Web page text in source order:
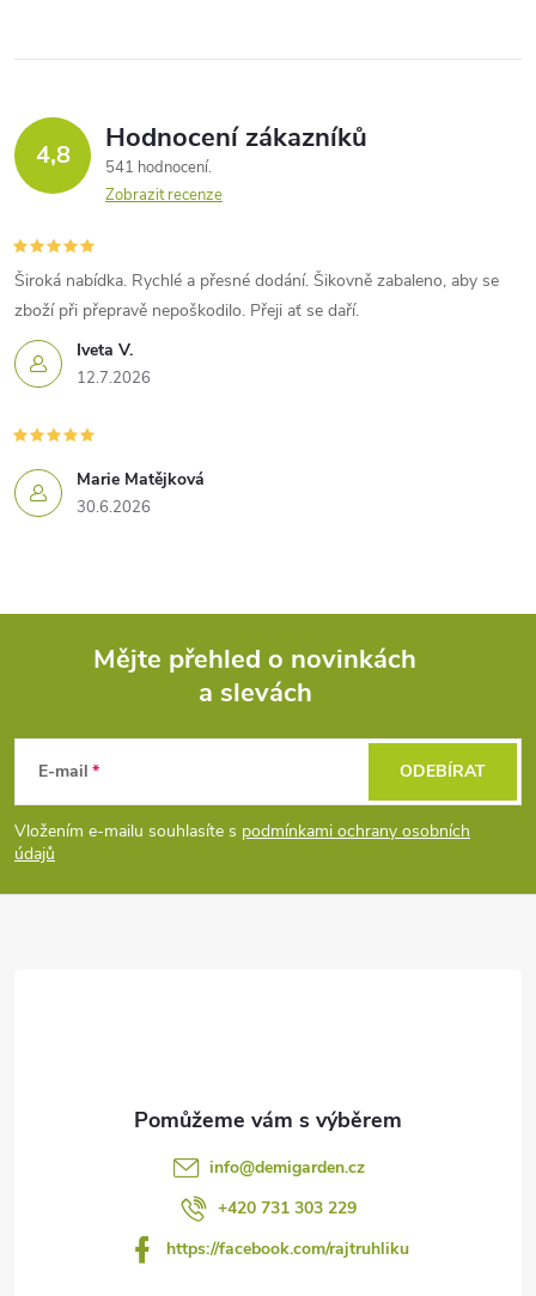
4,8 Hodnocení zákazníků
541 hodnocení
Zobrazit recenze
Iveta V.
12.7.2026
Široká nabídka. Rychlé a přesné dodání. Šikovně zabaleno, aby se
zboží při přepravě nepoškodilo. Přeji ať se daří.
Marie Matějková
30.6.2026
p
a
Mějte přehled o novinkách
a slevách
E-mail
Vložením e-mailu souhlasíte s podmínkami ochrany osobních
údajů
ODEBÍRAT
info@demigarden.cz
+420 731 303 229
https://facebook.com/rajtruhliku